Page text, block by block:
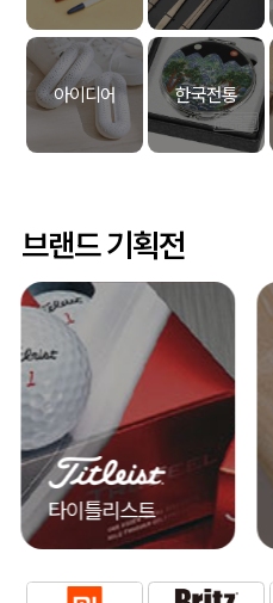
아이디어 한국전통
브랜드 기획전
타이틀리스트